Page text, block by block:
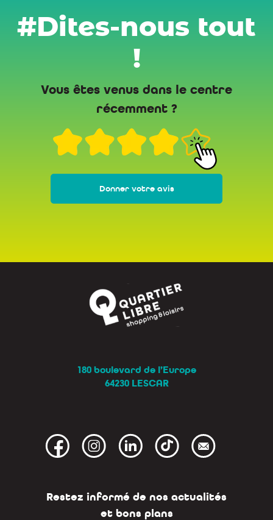
#Dites-nous tout
!
Vous êtes venus dans le centre
récemment ?
Donner votre avis
180 boulevard de l’Europe
64230 LESCAR
Restez informé de nos actualités
et bons plans